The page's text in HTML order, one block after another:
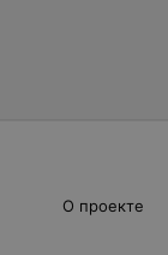
О проекте